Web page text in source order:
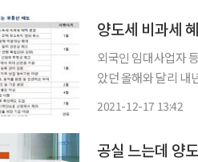
양도세 비과세
외국인 임대사업자 등록 관
았던 올해와 달리 내년 부
2021-12-17 13:42
공실 느는데 양